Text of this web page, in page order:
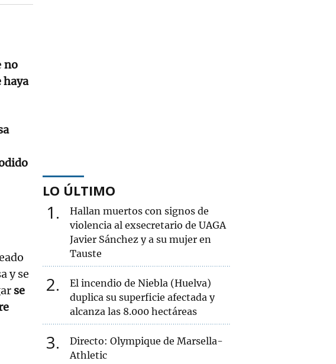
no
haya
y se
se
LO ÚLTIMO
1
Hallan muertos con signos de
violencia al exsecretario de UAGA
Javier Sánchez y a su mujer en
Tauste
2
El incendio de Niebla (Huelva)
duplica su superficie afectada y
alcanza las 8.000 hectáreas
3
Directo: Olympique de Marsella-
Athletic